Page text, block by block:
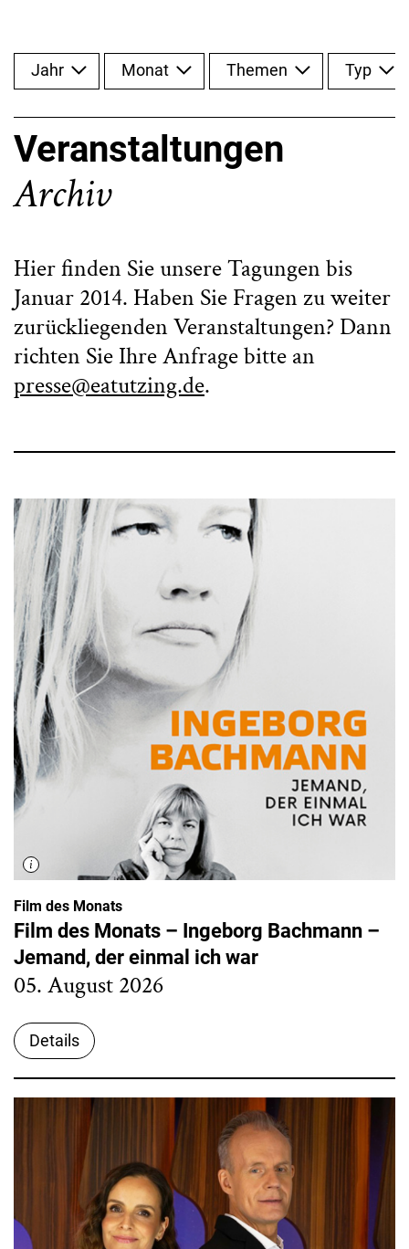
Veranstaltungen
Archiv
Hier finden Sie unsere Tagungen bis
Januar 2014. Haben Sie Fragen zu weiter
zurückliegenden Veranstaltungen? Dann
richten Sie Ihre Anfrage bitte an
presse@eatutzing.de.
Jahr Monat Themen Typ
Film des Monats
Film des Monats – Ingeborg Bachmann –
Jemand, der einmal ich war
05. August 2026
Details